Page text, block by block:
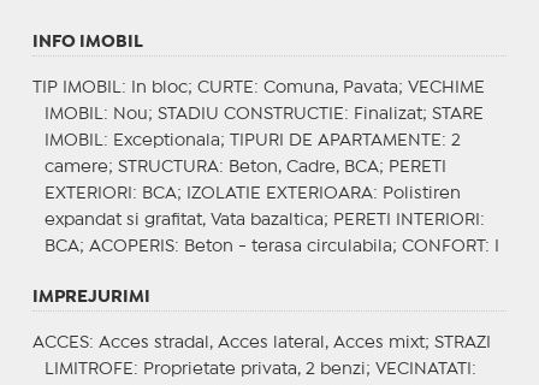
INFO IMOBIL
TIP IMOBIL : In bloc; CURTE : Comuna, Pavata; VECHIME
IMOBIL : Nou; STADIU CONSTRUCTIE : Finalizat; STARE
IMOBIL : Exceptionala; TIPURI DE APARTAMENTE : 2
camere; STRUCTURA: Beton, Cadre, BCA; PERETI
EXTERIORI : BCA; IZOLATIE EXTERIOARA: Polistiren
expandat si grafitat, Vata bazaltica; PERETI INTERIORI :
BCA; ACOPERIS: Beton - terasa circulabila; CONFORT : I
IMPREJURIMI
ACCES: Acces stradal, Acces lateral, Acces mixt; STRAZI
LIMITROFE : Proprietate privata, 2 benzi; VECINATATI :